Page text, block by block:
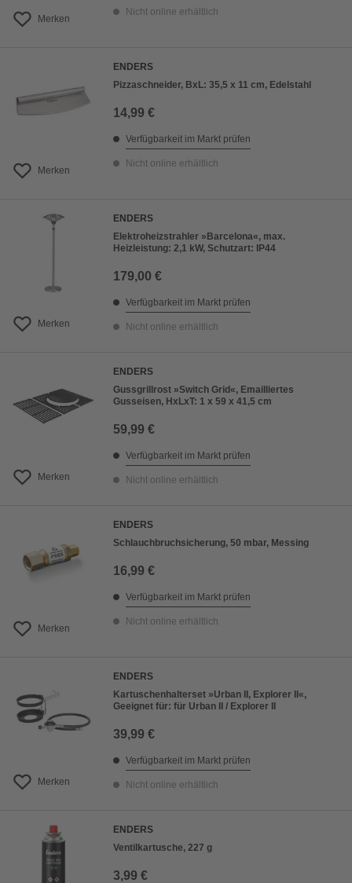
Merken
Nicht online erhältlich
Merken
ENDERS
Pizzaschneider, BxL: 35,5 x 11 cm, Edelstahl
14,99 €
Verfügbarkeit im Markt prüfen
Nicht online erhältlich
Merken
ENDERS
Elektroheizstrahler »Barcelona«, max.
Heizleistung: 2,1 kW, Schutzart: IP44
179,00 €
Verfügbarkeit im Markt prüfen
Nicht online erhältlich
Merken
ENDERS
Gussgrillrost »Switch Grid«, Emailliertes
Gusseisen, HxLxT: 1 x 59 x 41,5 cm
59,99 €
Verfügbarkeit im Markt prüfen
Nicht online erhältlich
Merken
ENDERS
Schlauchbruchsicherung, 50 mbar, Messing
16,99 €
Verfügbarkeit im Markt prüfen
Nicht online erhältlich
Merken
ENDERS
Kartuschenhalterset »Urban II, Explorer II«,
Geeignet für: für Urban II / Explorer II
39,99 €
Verfügbarkeit im Markt prüfen
Nicht online erhältlich
ENDERS
Ventilkartusche, 227 g
3,99 €